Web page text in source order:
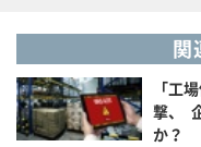
Splunk Services
SBクリエイティブ
関
「工
撃、
か？